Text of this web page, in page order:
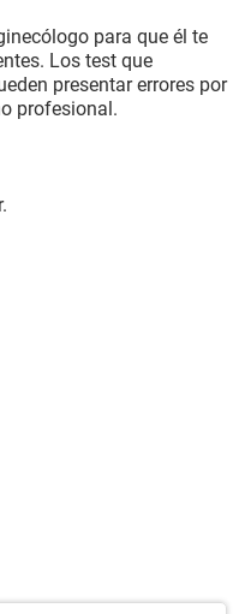
para que él te
Los test que
presentar errores por
profesional.